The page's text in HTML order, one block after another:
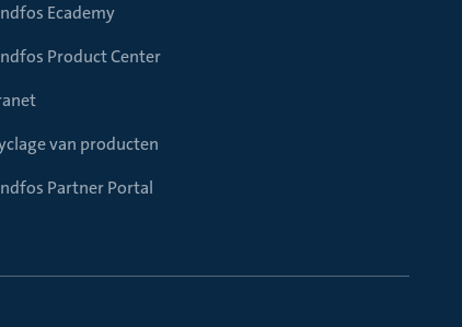
Ecademy
Product Center
van producten
Partner Portal